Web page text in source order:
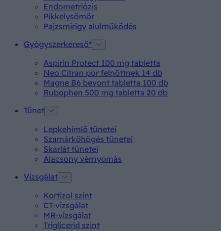
Endometriózis
Pikkelysömör
Pajzsmirigy alulműködés
Gyógyszerkereső*
Aspirin Protect 100 mg tabletta
Neo Citran por felnőttnek 14 db
Magne B6 bevont tabletta 100 db
Rubophen 500 mg tabletta 20 db
Tünet
Lepkehimlő tünetei
Szamárköhögés tünetei
Skarlát tünetei
Alacsony vérnyomás
Vizsgálat
Kortizol szint
CT-vizsgálat
MR-vizsgálat
Triglicerid szint